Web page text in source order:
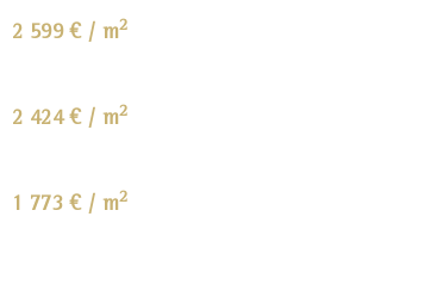
2 599 € / m2
2 424 € / m2
1 773 € / m2